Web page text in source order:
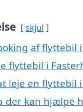
skjul
af flyttebil
flyttebil i
leje en flyttebil
der kan hjælpe